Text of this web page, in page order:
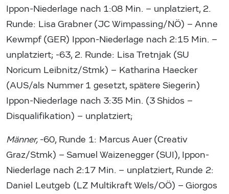
Ippon-Niederlage nach 1:08 Min. – unplatziert, 2.
Runde: Lisa Grabner (JC Wimpassing/NÖ) – Anne
Kewmpf (GER) Ippon-Niederlage nach 2:15 Min. –
unplatziert; -63, 2. Runde: Lisa Tretnjak (SU
Noricum Leibnitz/Stmk) – Katharina Haecker
(AUS/als Nummer 1 gesetzt, spätere Siegerin)
Ippon-Niederlage nach 3:35 Min. (3 Shidos –
Disqualifikation) – unplatziert;
Männer, -60, Runde 1: Marcus Auer (Creativ
Graz/Stmk) – Samuel Waizenegger (SUI), Ippon-
Niederlage nach 2:17 Min. – unplatziert, Runde 2:
Daniel Leutgeb (LZ Multikraft Wels/OÖ) – Giorgos